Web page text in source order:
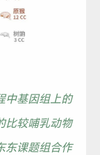
中基因组上的
比较哺乳动物
东课题组合作